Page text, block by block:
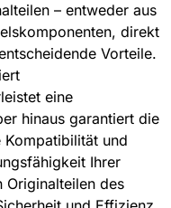
– entweder aus
direkt
Vorteile.
eine
hinaus garantiert die
und
Ihrer
Originalteilen des